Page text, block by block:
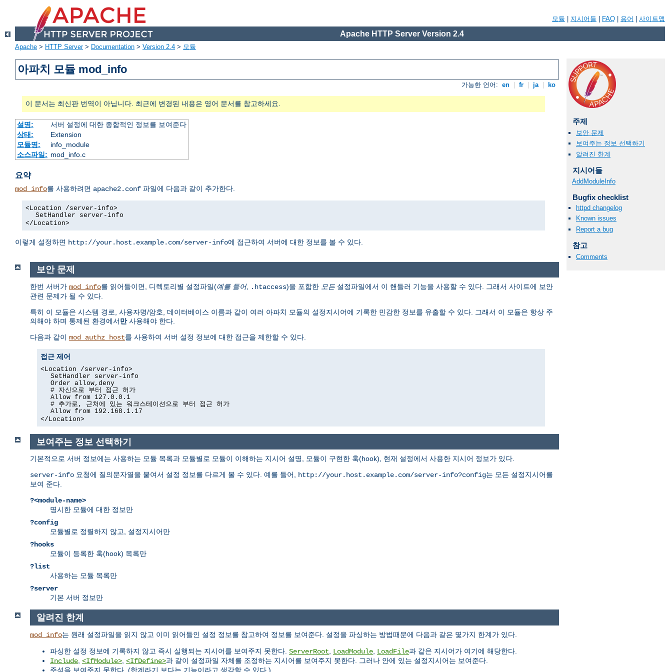
모듈 지시어들 FAQ 용어 사이트맵
Apache HTTP Server Version 2.4
Apache > HTTP Server> Documentation > Version 2.4 > 모듈
아파치 모듈 mod_info
가능한 언어: en fr ja ko
이 문서는 최신판 번역이 아닙니다. 최근에 변경된 내용은 영어 문서를 참고하세요.
설명:
서버 설정에 대한 종합적인 정보를 보여준다
상태:
Extension
모듈명:
info_module
소스파일: mod_info.c
요약
mod_info를 사용하려면 apache2.conf 파일에 다음과 같이 추가한다.
<Location /server-info>
SetHandler server-info
</Location>
이렇게 설정하면 http://your.host.example.com/server-info에 접근하여 서버에 대한 정보를 볼 수 있다.
주제
보안 문제
보여주는 정보 선택하기
알려진 한계
지시어들
AddModuleInfo
Bugfix checklist
httpd changelog
Known issues
Report a bug
참고
Comments
보안 문제
한번 서버가 mod_info를 읽어들이면, 디렉토리별 설정파일(예를 들어, .htaccess)을 포함한 모든 설정파일에서 이 핸들러 기능을 사용할 수 있다. 그래서 사이트에 보안
관련 문제가 될 수 있다.
특히 이 모듈은 시스템 경로, 사용자명/암호, 데이터베이스 이름과 같이 여러 아파치 모듈의 설정지시어에 기록한 민감한 정보를 유출할 수 있다. 그래서 이 모듈은 항상 주
의해야 하며 통제된 환경에서만사용해야 한다.
다음과 같이 mod_authz_host를 사용하여 서버 설정 정보에 대한 접근을 제한할 수 있다.
접근 제어
<Location /server-info>
SetHandler server-info
Order allow,deny
# 자신으로 부터 접근 허가
Allow from 127.0.0.1
# 추가로, 근처에 있는 워크스테이션으로 부터 접근 허가
Allow from 192.168.1.17
</Location>
보여주는 정보 선택하기
기본적으로 서버 정보에는 사용하는 모듈 목록과 모듈별로 모듈이 이해하는 지시어 설명, 모듈이 구현한 훅(hook), 현재 설정에서 사용한 지시어 정보가 있다.
server-info 요청에 질의문자열을 붙여서 설정 정보를 다르게 볼 수 있다. 예를 들어, http://your.host.example.com/server-info?config는 모든 설정지시어를
보여 준다.
?<module-name>
명시한 모듈에 대한 정보만
?config
모듈별로 정렬하지 않고, 설정지시어만
?hooks
모듈이 등록한 훅(hook) 목록만
?list
사용하는 모듈 목록만
?server
기본 서버 정보만
알려진 한계
mod_info는 원래 설정파일을 읽지 않고 이미 읽어들인 설정 정보를 참고하여 정보를 보여준다. 설정을 파싱하는 방법때문에 다음과 같은 몇가지 한계가 있다.
파싱한 설정 정보에 기록하지 않고 즉시 실행되는 지시어를 보여주지 못한다. ServerRoot LoadModule LoadFile과 같은 지시어가 여기에 해당한다.
Include <IfModule> <IfDefine>과 같이 설정파일 자체를 조정하는 지시어를 보여주지 못한다. 그러나 안에 있는 설정지시어는 보여준다.
주석을 보여주지 못한다. (한계라기 보다는 기능이라고 생각할 수 있다.)